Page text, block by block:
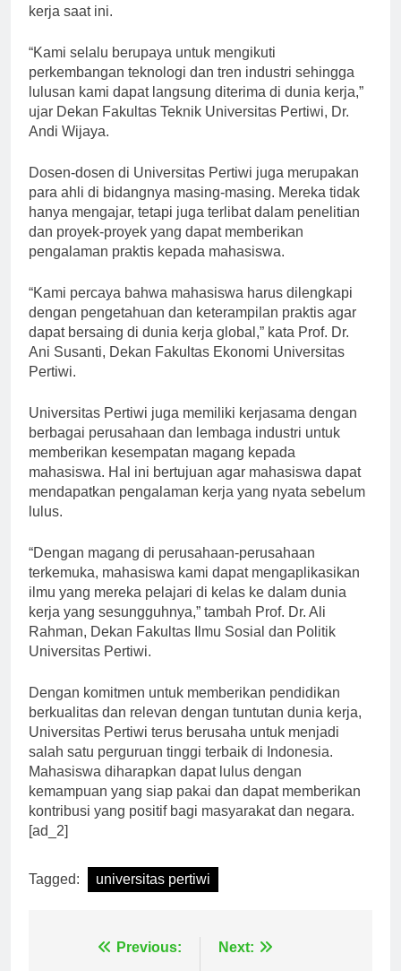
kerja saat ini.
“Kami selalu berupaya untuk mengikuti
perkembangan teknologi dan tren industri sehingga
lulusan kami dapat langsung diterima di dunia kerja,”
ujar Dekan Fakultas Teknik Universitas Pertiwi, Dr.
Andi Wijaya.
Dosen-dosen di Universitas Pertiwi juga merupakan
para ahli di bidangnya masing-masing. Mereka tidak
hanya mengajar, tetapi juga terlibat dalam penelitian
dan proyek-proyek yang dapat memberikan
pengalaman praktis kepada mahasiswa.
“Kami percaya bahwa mahasiswa harus dilengkapi
dengan pengetahuan dan keterampilan praktis agar
dapat bersaing di dunia kerja global,” kata Prof. Dr.
Ani Susanti, Dekan Fakultas Ekonomi Universitas
Pertiwi.
Universitas Pertiwi juga memiliki kerjasama dengan
berbagai perusahaan dan lembaga industri untuk
memberikan kesempatan magang kepada
mahasiswa. Hal ini bertujuan agar mahasiswa dapat
mendapatkan pengalaman kerja yang nyata sebelum
lulus.
“Dengan magang di perusahaan-perusahaan
terkemuka, mahasiswa kami dapat mengaplikasikan
ilmu yang mereka pelajari di kelas ke dalam dunia
kerja yang sesungguhnya,” tambah Prof. Dr. Ali
Rahman, Dekan Fakultas Ilmu Sosial dan Politik
Universitas Pertiwi.
Dengan komitmen untuk memberikan pendidikan
berkualitas dan relevan dengan tuntutan dunia kerja,
Universitas Pertiwi terus berusaha untuk menjadi
salah satu perguruan tinggi terbaik di Indonesia.
Mahasiswa diharapkan dapat lulus dengan
kemampuan yang siap pakai dan dapat memberikan
kontribusi yang positif bagi masyarakat dan negara.
[ad_2]
Tagged: universitas pertiwi
NavigasiPrevious: Next: